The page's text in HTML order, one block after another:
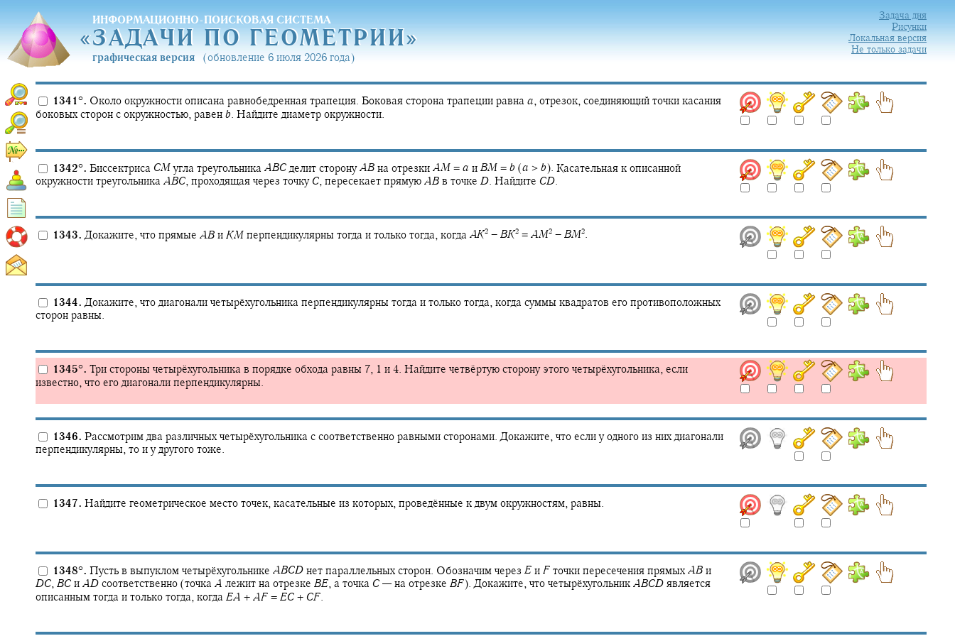
ИНФОРМАЦИОННО-ПОИСКОВАЯ СИСТЕМА
«ЗАДАЧИ ПО ГЕОМЕТРИИ»
«ЗАДАЧИ ПО ГЕОМЕТРИИ»
графическая версия (обновление 6 июля 2026 года)
Задача дня
Рисунки
Локальная версия
Не только задачи
1341°. Около окружности описана равнобедренная трапеция. Боковая сторона трапеции равна a, отрезок, соединяющий точки касания
боковых сторон с окружностью, равен b. Найдите диаметр окружности.
1342°. Биссектриса CM угла треугольника ABC делит сторонуAB на отрезки AM = a и BM = b (a > b). Касательная к описанной
окружности треугольника ABC, проходящая через точку C, пересекает прямую AB в точке D. Найдите CD.
1343. Докажите, что прямые AB и KM перпендикулярны тогда и только тогда, когда AK2 − BK2 = AM2 − BM2.
1344. Докажите, что диагонали четырёхугольника перпендикулярны тогда и только тогда, когда суммы квадратов его противоположных
сторон равны.
1345°. Три стороны четырёхугольника в порядке обхода равны 7, 1 и 4. Найдите четвёртую сторону этого четырёхугольника, если
известно, что его диагонали перпендикулярны.
1346. Рассмотрим два различных четырёхугольника с соответственно равными сторонами. Докажите, что если у одного из них диагонали
перпендикулярны, то и у другого тоже.
1347. Найдите геометрическое место точек, касательные из которых, проведённые к двум окружностям, равны.
1348°. Пусть в выпуклом четырёхугольнике ABCD нет параллельных сторон. Обозначим через E и F точки пересечения прямых AB и
DC, BC и AD соответственно (точка A лежит на отрезке BE, а точка C — на отрезке BF). Докажите, что четырёхугольник ABCD является
описанным тогда и только тогда, когда EA + AF = EC + CF.